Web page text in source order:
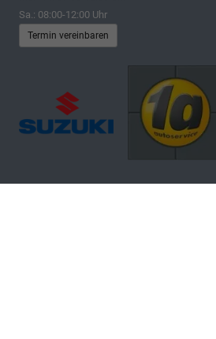
Sa.: 08:00-12:00 Uhr
Termin vereinbaren